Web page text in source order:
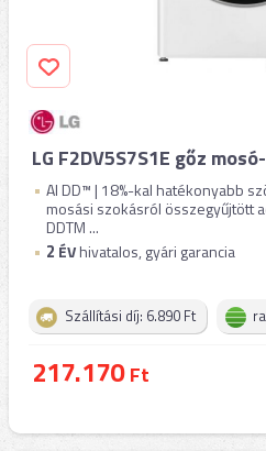
LG F2DV5S7S1E gőz
AI DD™ | 18%-kal hatékonyabb
mosási szokásról összegyűjtött
DDTM ...
2 ÉVhivatalos, gyári garancia
Szállítási díj: 6.890 Ft
217.170Ft